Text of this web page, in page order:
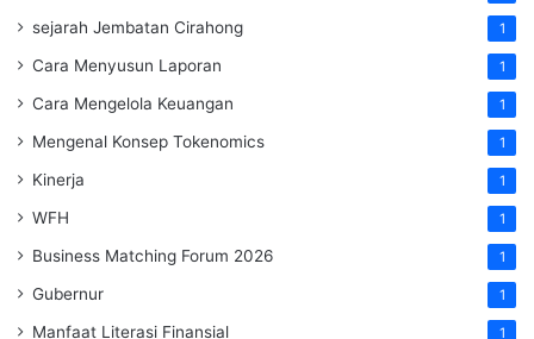
sejarah Jembatan Cirahong 1
Cara Menyusun Laporan 1
Cara Mengelola Keuangan 1
Mengenal Konsep Tokenomics 1
Kinerja 1
WFH 1
Business Matching Forum 2026 1
Gubernur 1
Manfaat Literasi Finansial 1